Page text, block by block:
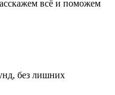
всё и поможем
без лишних